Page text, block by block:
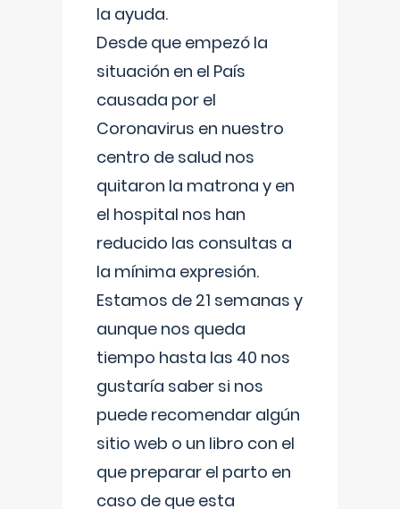
la ayuda.
Desde que empezó la
situación en el País
causada por el
Coronavirus en nuestro
centro de salud nos
quitaron la matrona y en
el hospital nos han
reducido las consultas a
la mínima expresión.
Estamos de 21 semanas y
aunque nos queda
tiempo hasta las 40 nos
gustaría saber si nos
puede recomendar algún
sitio web o un libro con el
que preparar el parto en
caso de que esta